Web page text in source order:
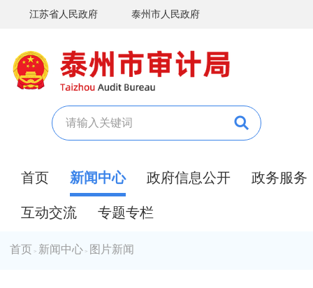
江苏省人民政府 泰州市人民政府
首页 新闻中心 政府信息公开 政务服务
互动交流 专题专栏
首页 > 新闻中心 > 图片新闻